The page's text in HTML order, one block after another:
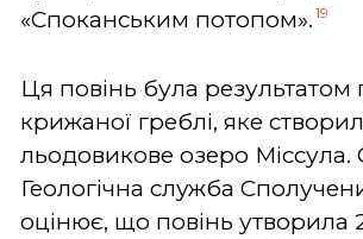
«Споканським потопом». 19
Ця повінь була
крижаної греблі, яке
льодовикове озеро Міссула.
Геологічна служба
оцінює, що повінь утворила